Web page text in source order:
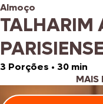
Almoço
TALHARIM
PARISIENSE
3 Porções • 30 min
MAIS